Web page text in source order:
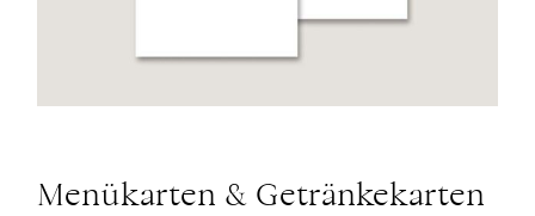
Menükarten & Getränkekarten